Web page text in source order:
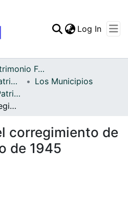
Statistics
Log In
Archivo del Patrimonio Fotográfico y Fílmico del Valle del Cauca
Fondo Archivo del Patrimonio Fotográfico y Fílmico del Valle del Cauca
Los Municipios
APFFVC - Ciudad - Patrimonial
Panorámica del corregimiento de Pavas en el año de 1945
corregimiento de
de 1945